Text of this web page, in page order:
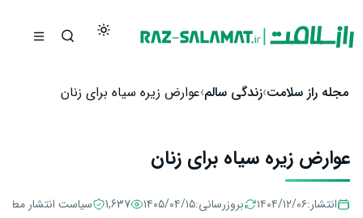
مجله راز سلامت زندگی سالم عوارض زیره سیاه برای زنان
عوارض زیره سیاه برای زنان
انتشار:۱۴۰۴/۱۲/۰۶ بروزرسانی:۱۴۰۵/۰۴/۱۵ 1,637 سیاست انتشار